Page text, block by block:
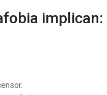
implican: